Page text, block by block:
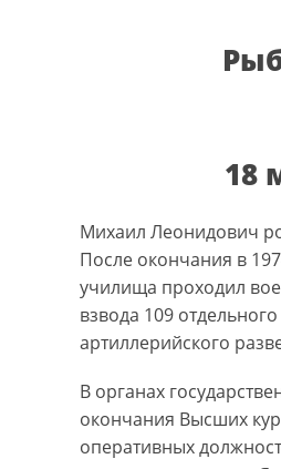
18
Михаил Леонидович
После окончания в
училища проходил
взвода 109
артиллерийского
В органах
окончания Высших
оперативных